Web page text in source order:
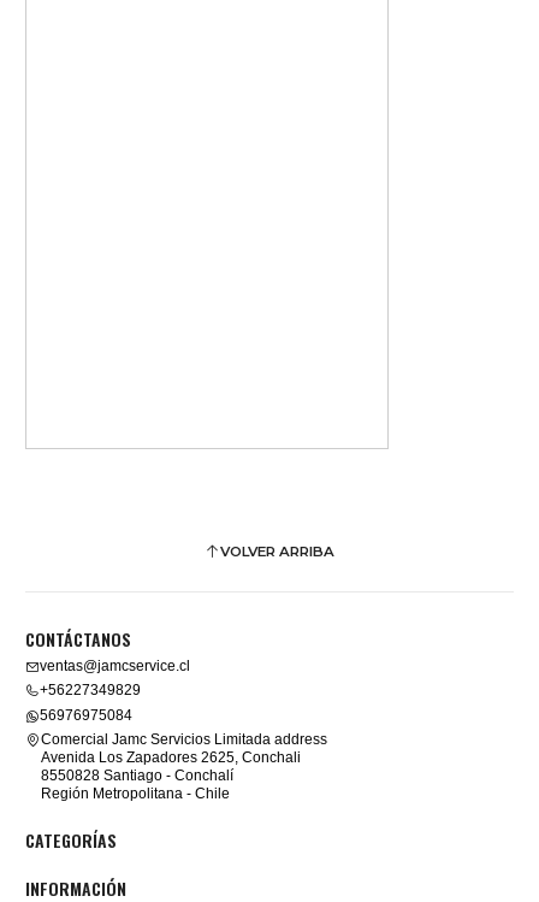
VOLVER ARRIBA
CONTÁCTANOS
ventas@jamcservice.cl
+56227349829
56976975084
Comercial Jamc Servicios Limitada address
Avenida Los Zapadores 2625, Conchali
8550828 Santiago - Conchalí
Región Metropolitana - Chile
CATEGORÍAS
INFORMACIÓN